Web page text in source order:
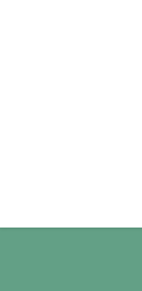
キ
に